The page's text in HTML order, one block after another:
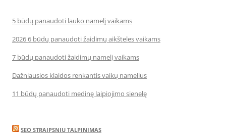
5 būdų panaudoti lauko namelį vaikams
2026 6 būdų panaudoti žaidimų aikšteles vaikams
7 būdų panaudoti žaidimų namelį vaikams
Dažniausios klaidos renkantis vaikų namelius
11 būdų panaudoti medinę laipiojimo sienelę
SEO STRAIPSNIU TALPINIMAS